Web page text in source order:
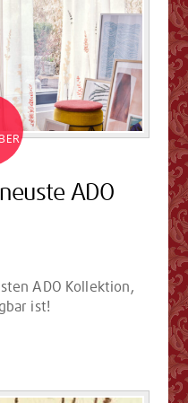
ADO
ADO Kollektion,
ist!